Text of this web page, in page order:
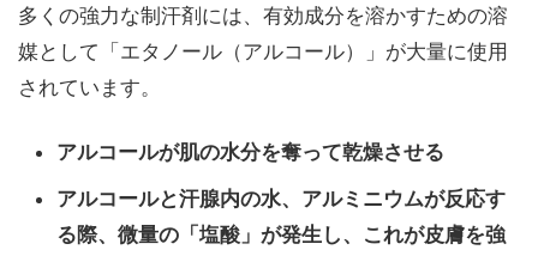
多くの強力な制汗剤には、有効成分を溶かすための溶
媒として「エタノール（アルコール）」が大量に使用
されています。
アルコールが肌の水分を奪って乾燥させる
アルコールと汗腺内の水、アルミニウムが反応す
る際、微量の「塩酸」が発生し、これが皮膚を強